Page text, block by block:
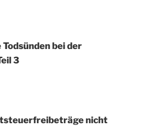
bei der
3
nicht